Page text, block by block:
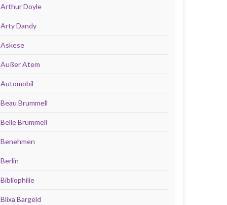
Arthur Doyle
Arty Dandy
Askese
Außer Atem
Automobil
Beau Brummell
Belle Brummell
Benehmen
Berlin
Bibliophilie
Blixa Bargeld